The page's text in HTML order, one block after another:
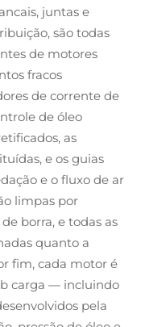
juntas e
são todas
de motores
fracos
de corrente de
de óleo
as
e os guias
e o fluxo de ar
limpas por
borra, e todas as
quanto a
fim, cada motor é
carga — incluindo
pela